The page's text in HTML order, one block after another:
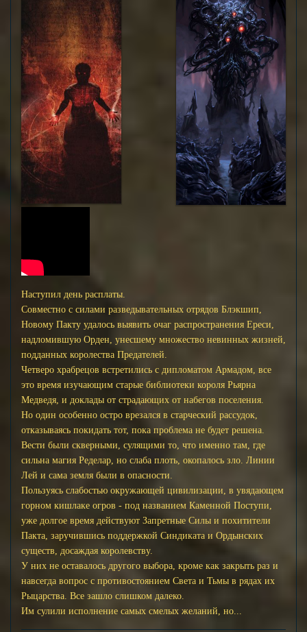
Наступил день расплаты.
Совместно с силами разведывательных отрядов Блэкшип,
Новому Пакту удалось выявить очаг распространения Ереси,
надломившую Орден, унесшему множество невинных жизней,
подданных королества Предателей.
Четверо храбрецов встретились с дипломатом Армадом, все
это время изучающим старые библиотеки короля Рьярна
Медведя, и доклады от страдающих от набегов поселения.
Но один особенно остро врезался в старческий рассудок,
отказываясь покидать тот, пока проблема не будет решена.
Вести были скверными, сулящими то, что именно там, где
сильна магия Ределар, но слаба плоть, окопалось зло. Линии
Лей и сама земля были в опасности.
Пользуясь слабостью окружающей цивилизации, в увядающем
горном кишлаке огров - под названием Каменной Поступи,
уже долгое время действуют Запретные Силы и похитители
Пакта, заручившись поддержкой Синдиката и Ордынских
существ, досаждая королевству.
У них не оставалось другого выбора, кроме как закрыть раз и
навсегда вопрос с противостоянием Света и Тьмы в рядах их
Рыцарства. Все зашло слишком далеко.
Им сулили исполнение самых смелых желаний, но...